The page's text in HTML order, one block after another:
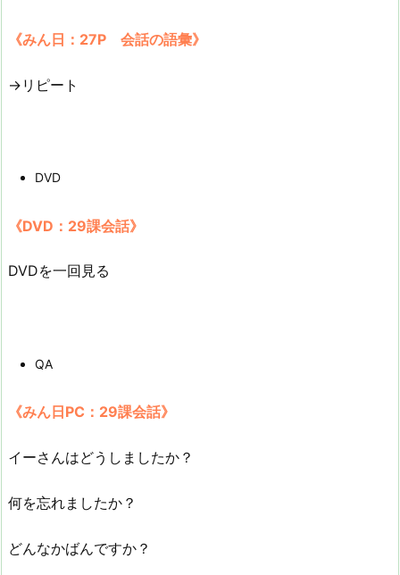
《みん日：27P 会話の語彙》
→リピート
DVD
《DVD：29課会話》
DVDを一回見る
QA
《みん日PC：29課会話》
イーさんはどうしましたか？
何を忘れましたか？
どんなかばんですか？